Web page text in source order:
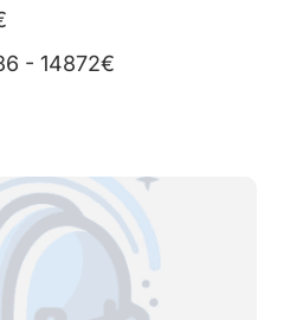
- 14872€